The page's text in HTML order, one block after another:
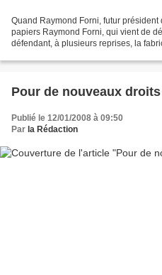
Quand Raymond Forni, futur président
papiers Raymond Forni, qui vient de
défendant, à plusieurs reprises, la
Pour de nouveaux
Publié le 12/01/2008 à 09:50
Par la Rédaction